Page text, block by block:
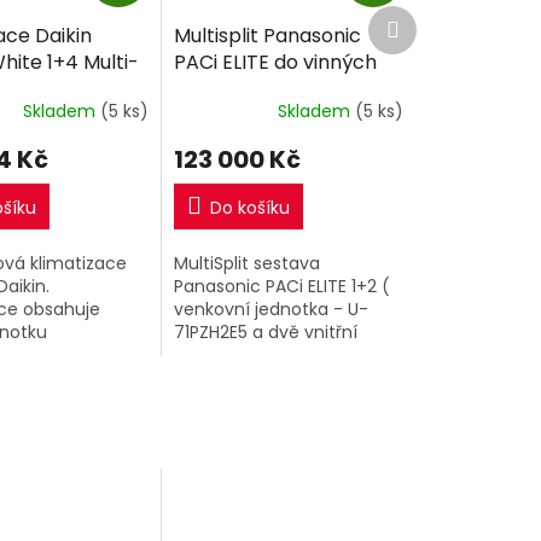
A
Daikin
1+4 Multi-
Skladem (5 ks)
Kč
klimatizace
obsahuje
A
R
A
Multisplit Panasonic
PACi ELITE do vinných
R32 s montážíSkladem (5 ks)
123 000 Kč
Do košíku
MultiSplit sestava
Panasonic PACi ELITE 1+2 (
venkovní jednotka - U-
71PZH2E5 a dvě vnitřní
Další
produkt